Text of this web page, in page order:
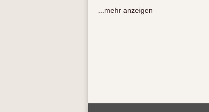
...mehr anzeigen